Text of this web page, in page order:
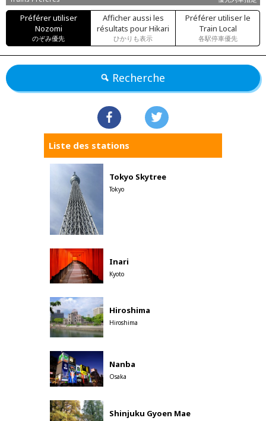
Préférer utiliser
Nozomi
のぞみ優先
Afficher aussi les
résultats pour Hikari
ひかりも表示
Préférer utiliser le
Train Local
各駅停車優先
Recherche
Liste des stations
Tokyo Skytree
Tokyo
Inari
Kyoto
Hiroshima
Hiroshima
Nanba
Osaka
Shinjuku Gyoen Mae